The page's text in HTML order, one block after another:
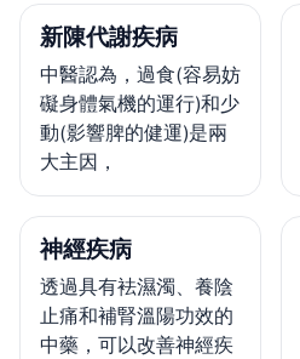
新陳代謝疾病
中醫認為，過食(容易妨
礙身體氣機的運行)和少
動(影響脾的健運)是兩
大主因，
神經疾病
透過具有袪濕濁、養陰
止痛和補腎溫陽功效的
中藥，可以改善神經疾